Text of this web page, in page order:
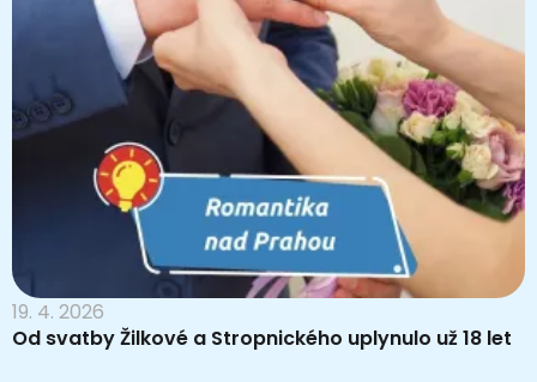
19. 4. 2026
Od svatby Žilkové a Stropnického uplynulo už 18 let